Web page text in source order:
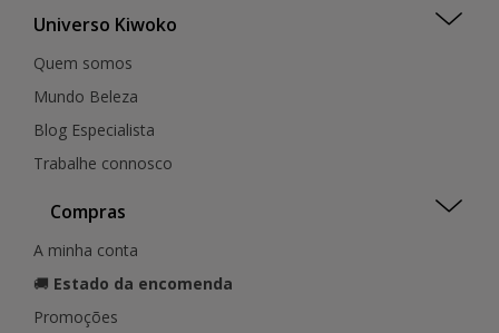
Universo Kiwoko
Quem somos
Mundo Beleza
Blog Especialista
Trabalhe connosco
Compras
A minha conta
🚚 Estado da encomenda
Promoções